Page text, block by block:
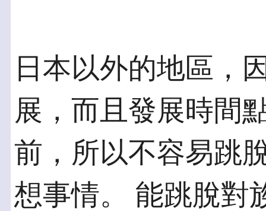
日本以外的地區，
展，而且發展時間
前，所以不容易跳
想事情。 能跳脫對